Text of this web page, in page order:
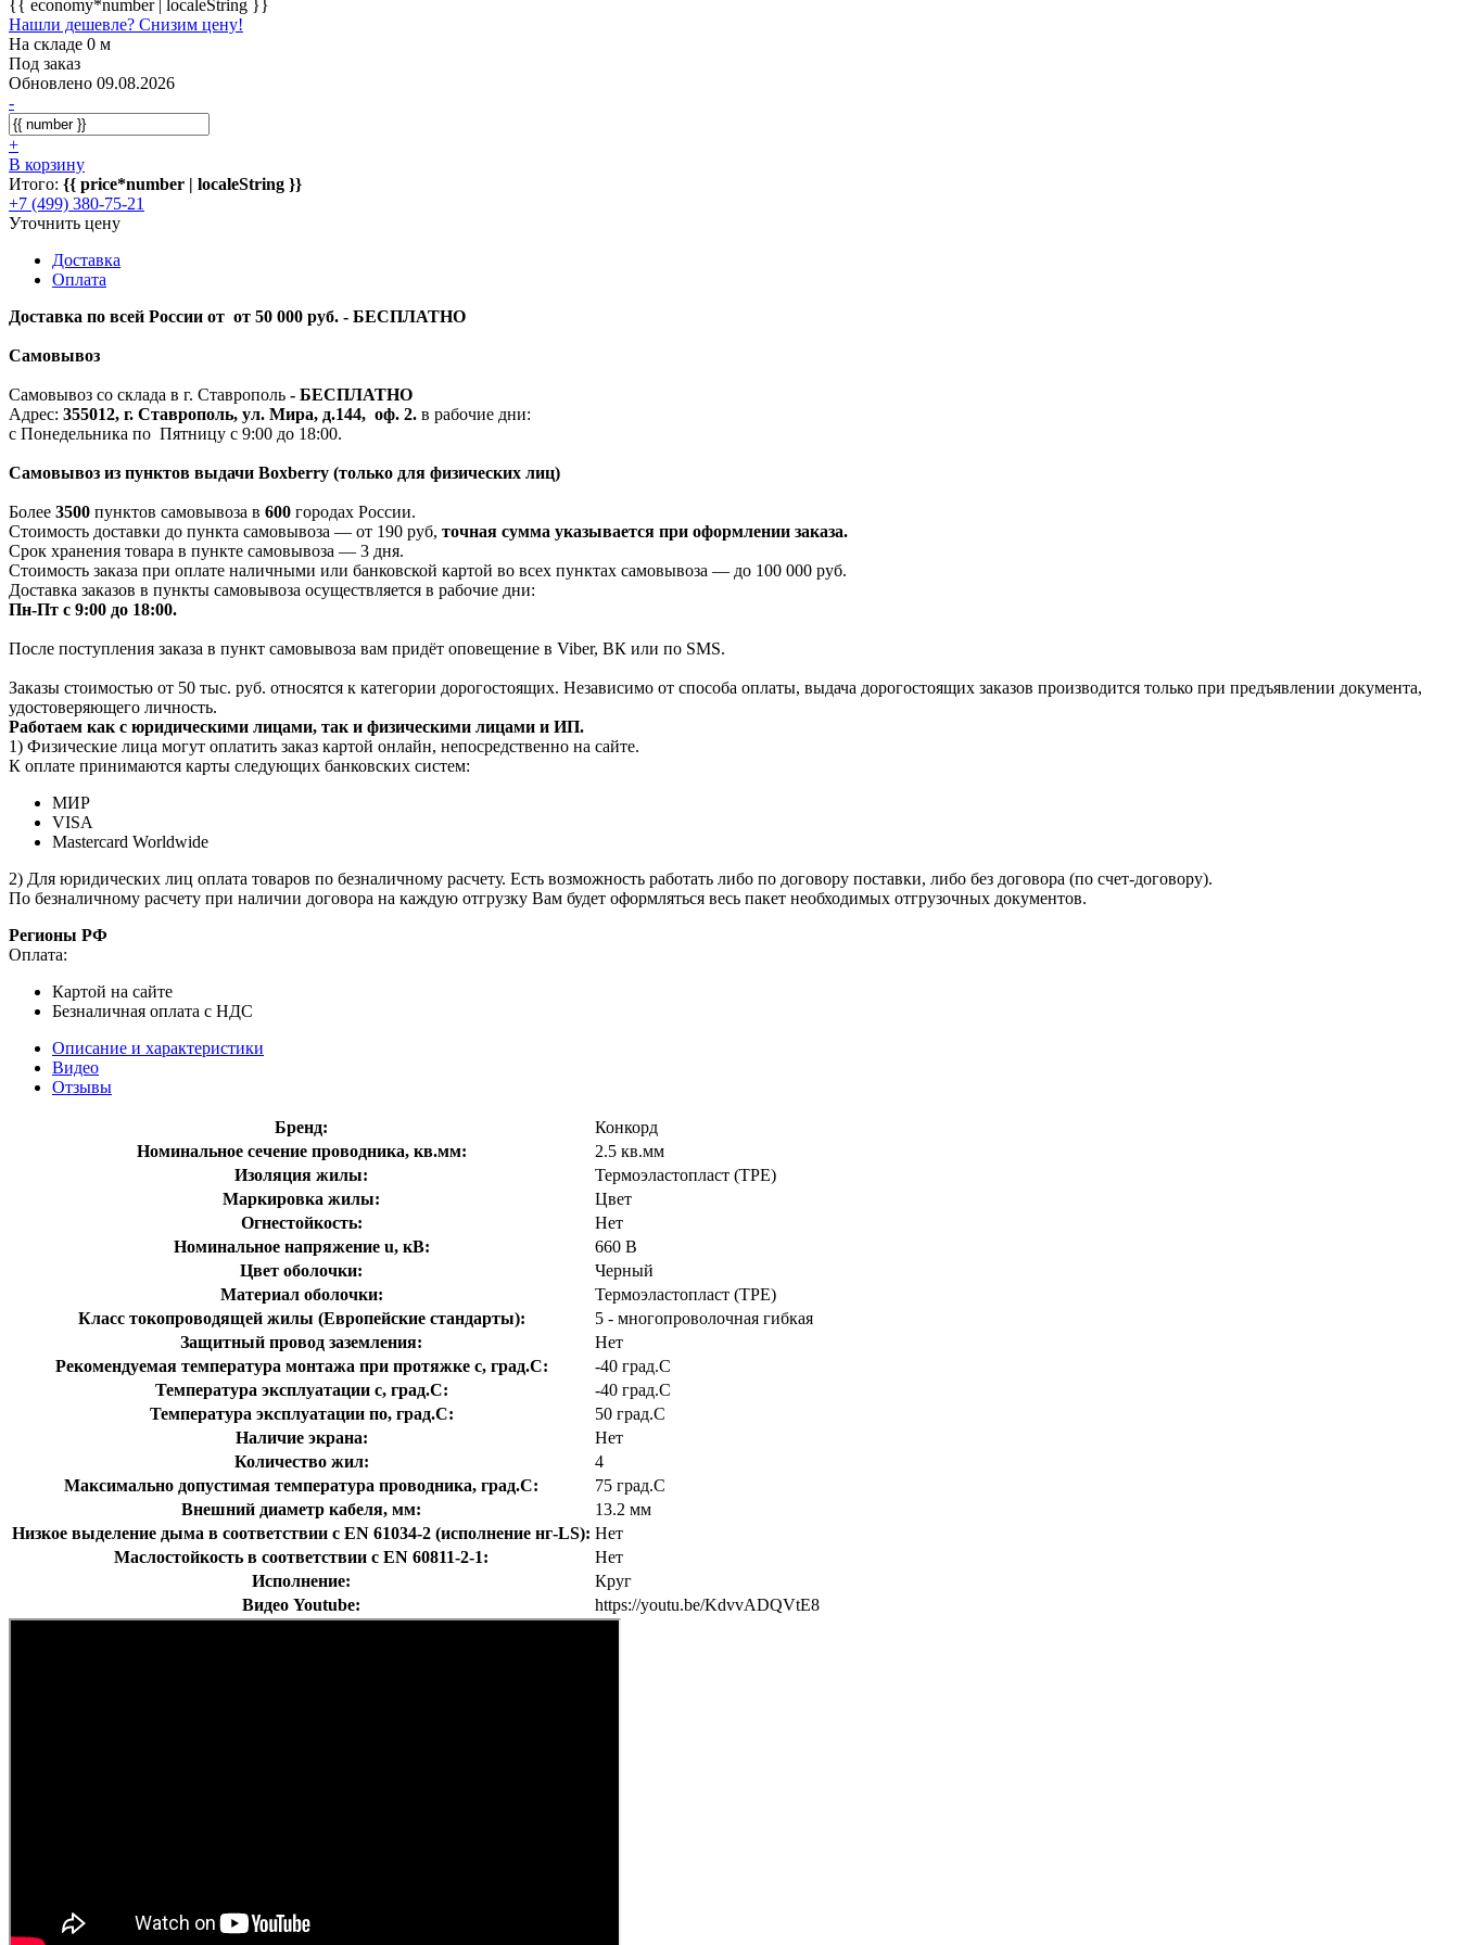
{{ economy*number | localeString }}
Нашли дешевле? Снизим цену!
На складе 0 м
Под заказ
Обновлено 09.08.2026
-
+
В корзину
Итого: {{ price*number | localeString }}
+7 (499) 380-75-21
Уточнить цену
Доставка
Оплата
Доставка по всей России от от 50 000 руб. - БЕСПЛАТНО
Самовывоз
Самовывоз со склада в г. Ставрополь - БЕСПЛАТНО
Адрес: 355012, г. Ставрополь, ул. Мира, д.144, оф. 2. в рабочие дни:
с Понедельника по Пятницу с 9:00 до 18:00.
Самовывоз из пунктов выдачи Boxberry (только для физических лиц)
Более 3500 пунктов самовывоза в 600 городах России.
Стоимость доставки до пункта самовывоза — от 190 руб, точная сумма указывается при оформлении заказа.
Срок хранения товара в пункте самовывоза — 3 дня.
Стоимость заказа при оплате наличными или банковской картой во всех пунктах самовывоза — до 100 000 руб.
Доставка заказов в пункты самовывоза осуществляется в рабочие дни:
Пн-Пт с 9:00 до 18:00.
После поступления заказа в пункт самовывоза вам придёт оповещение в Viber, ВК или по SMS.
Заказы стоимостью от 50 тыс. руб. относятся к категории дорогостоящих. Независимо от способа оплаты, выдача дорогостоящих заказов производится только при предъявлении документа,
удостоверяющего личность.
Работаем как с юридическими лицами, так и физическими лицами и ИП.
1) Физические лица могут оплатить заказ картой онлайн, непосредственно на сайте.
К оплате принимаются карты следующих банковских систем:
МИР
VISA
Mastercard Worldwide
2) Для юридических лиц оплата товаров по безналичному расчету. Есть возможность работать либо по договору поставки, либо без договора (по счет-договору).
По безналичному расчету при наличии договора на каждую отгрузку Вам будет оформляться весь пакет необходимых отгрузочных документов.
Регионы РФ
Оплата:
Картой на сайте
Безналичная оплата с НДС
Описание и характеристики
Видео
Отзывы
Бренд:
Конкорд
Номинальное сечение проводника, кв.мм:
2.5 кв.мм
Изоляция жилы:
Термоэластопласт (TPE)
Маркировка жилы:
Цвет
Огнестойкость:
Нет
Номинальное напряжение u, кВ:
660 В
Цвет оболочки:
Черный
Материал оболочки:
Термоэластопласт (TPE)
Класс токопроводящей жилы (Европейские стандарты):
5 - многопроволочная гибкая
Защитный провод заземления:
Нет
Рекомендуемая температура монтажа при протяжке с, град.C:
-40 град.C
Температура эксплуатации с, град.C:
-40 град.C
Температура эксплуатации по, град.C:
50 град.C
Наличие экрана:
Нет
Количество жил:
4
Максимально допустимая температура проводника, град.C:
75 град.C
Внешний диаметр кабеля, мм:
13.2 мм
Низкое выделение дыма в соответствии с EN 61034-2 (исполнение нг-LS): Нет
Маслостойкость в соответствии с EN 60811-2-1:
Нет
Исполнение:
Круг
Видео Youtube:
https://youtu.be/KdvvADQVtE8